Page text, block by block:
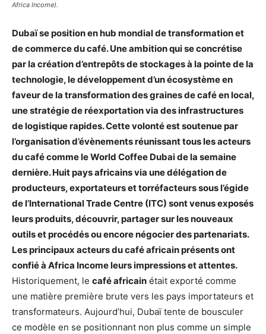
Africa Income).
Dubaï se position en hub mondial de transformation et
de commerce du café. Une ambition qui se concrétise
par la création d’entrepôts de stockages à la pointe de la
technologie, le développement d’un écosystème en
faveur de la transformation des graines de café en local,
une stratégie de réexportation via des infrastructures
de logistique rapides. Cette volonté est soutenue par
l’organisation d’évènements réunissant tous les acteurs
du café comme le World Coffee Dubai de la semaine
dernière. Huit pays africains via une délégation de
producteurs, exportateurs et torréfacteurs sous l’égide
de l’International Trade Centre (ITC) sont venus exposés
leurs produits, découvrir, partager sur les nouveaux
outils et procédés ou encore négocier des partenariats.
Les principaux acteurs du café africain présents ont
confié à Africa Income leurs impressions et attentes.
Historiquement, le café africain était exporté comme
une matière première brute vers les pays importateurs et
transformateurs. Aujourd’hui, Dubaï tente de bousculer
ce modèle en se positionnant non plus comme un simple